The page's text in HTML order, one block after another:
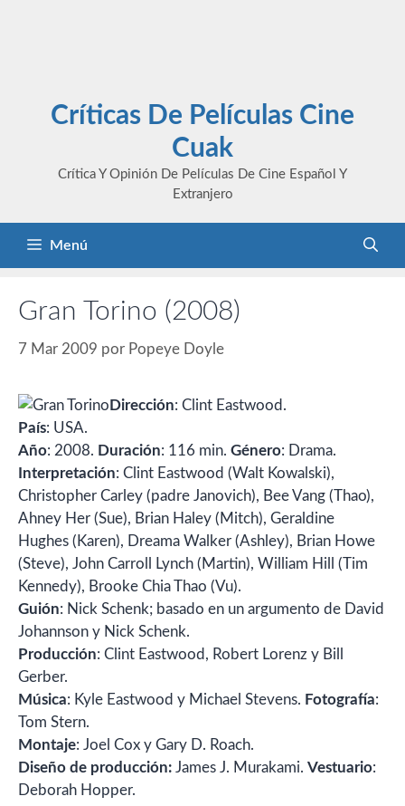
Críticas De Películas Cine
Cuak
Crítica Y Opinión De Películas De Cine Español Y
Extranjero
Menú
Gran Torino (2008)
7 Mar 2009 por Popeye Doyle
Dirección: Clint Eastwood.
País: USA.
Año: 2008. Duración: 116 min. Género: Drama.
Interpretación: Clint Eastwood (Walt Kowalski),
Christopher Carley (padre Janovich), Bee Vang (Thao),
Ahney Her (Sue), Brian Haley (Mitch), Geraldine
Hughes (Karen), Dreama Walker (Ashley), Brian Howe
(Steve), John Carroll Lynch (Martin), William Hill (Tim
Kennedy), Brooke Chia Thao (Vu).
Guión: Nick Schenk; basado en un argumento de David
Johannson y Nick Schenk.
Producción: Clint Eastwood, Robert Lorenz y Bill
Gerber.
Música: Kyle Eastwood y Michael Stevens. Fotografía:
Tom Stern.
Montaje: Joel Cox y Gary D. Roach.
Diseño de producción: James J. Murakami. Vestuario:
Deborah Hopper.